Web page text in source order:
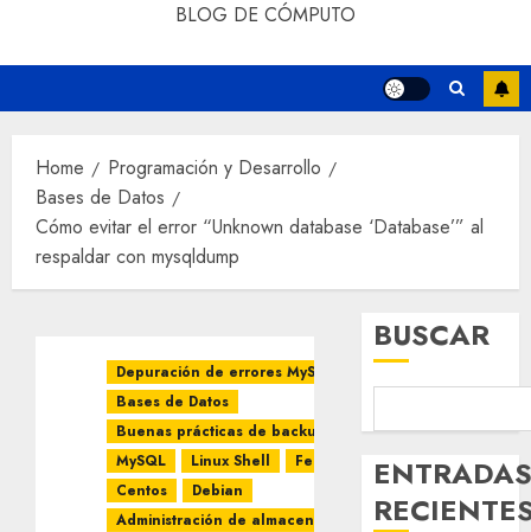
BLOG DE CÓMPUTO
Home
Programación y Desarrollo
Bases de Datos
Cómo evitar el error “Unknown database ‘Database’” al
respaldar con mysqldump
Depuración de errores MySQL
Bases de Datos
Buenas prácticas de backup
MySQL
Linux Shell
Fedora
Centos
Debian
Administración de almacenamiento
BUSCAR